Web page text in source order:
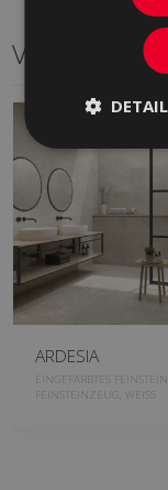
Verwandte
ARDESIA
EINGEFÄRBTES
FEINSTEINZEUG, WEISS